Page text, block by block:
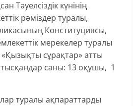
Тәуелсіздік күнінің
рәміздер туралы,
Конституциясы,
мерекелер туралы
«Қызықты сұрақтар» атты
саны: 13 оқушы, 1
туралы ақпараттарды